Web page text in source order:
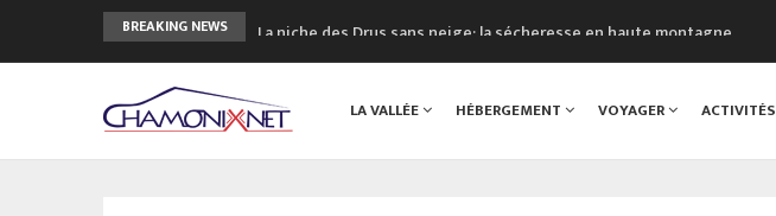
BREAKING NEWS
La niche des Drus sans neige: la sécheresse en haute montagne
Craft ouvre un nouveau magasin de course à pied à Chamonix
3eme Chamonix Vallée Classics Festival
LA VALLÉE HÉBERGEMENT VOYAGER ACTIVITÉS